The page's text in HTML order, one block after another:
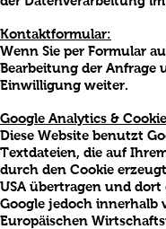
Kontaktformular:
Wenn Sie per Formular
Bearbeitung der Anfrage
Einwilligung weiter.
Google Analytics &
Diese Website benutzt
Textdateien, die auf
durch den Cookie
USA übertragen und dort
Google jedoch innerhalb
Europäischen